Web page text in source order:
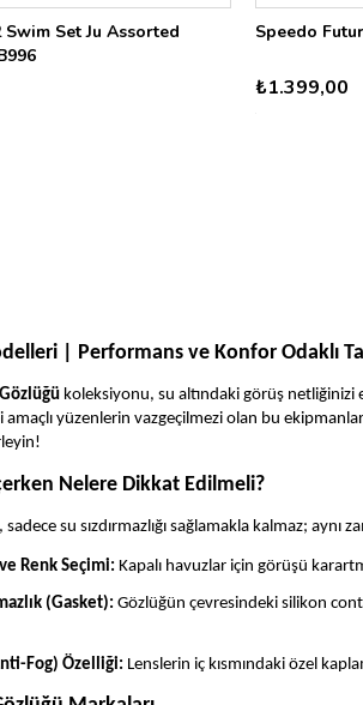
Swim Set Ju Assorted
Speedo
₺1.399,00
| Performans ve Konfor Odaklı
koleksiyonu, su altındaki görüş netliğinizi
yüzenlerin vazgeçilmezi olan bu
Nelere Dikkat Edilmeli?
su sızdırmazlığı sağlamakla kalmaz;
Renk Seçimi: Kapalı havuzlar için görüşü
(Gasket): Gözlüğün çevresindeki silikon
Fog) Özelliği: Lenslerin iç kısmındaki özel